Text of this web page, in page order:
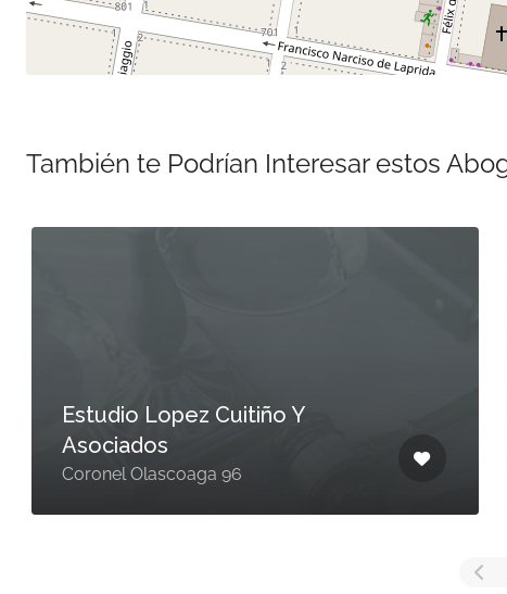
También te Podrían Interesar estos
Estudio Lopez Cuitiño Y
Asociados
Coronel Olascoaga 96